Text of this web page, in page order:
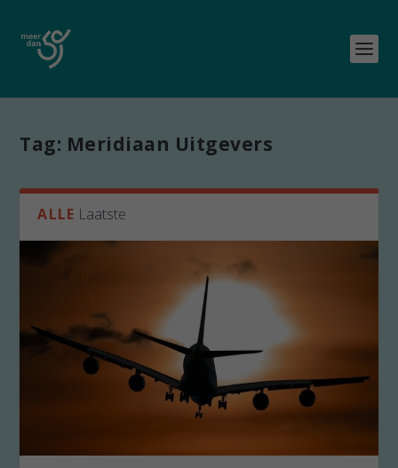
Tag: Meridiaan Uitgevers
ALLE Laatste